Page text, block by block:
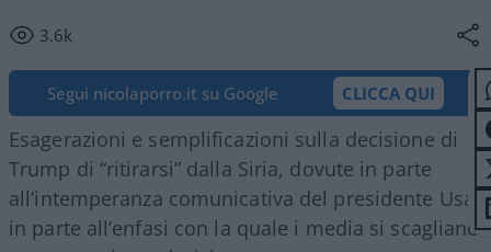
3.6k
Segui nicolaporro.it su Google CLICCA QUI
Esagerazioni e semplificazioni sulla decisione di
Trump di “ritirarsi” dalla Siria, dovute in parte
all’intemperanza comunicativa del presidente Usa,
in parte all’enfasi con la quale i media si scagliano